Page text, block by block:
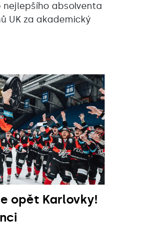
absolventa
UK za akademický
opět Karlovky!